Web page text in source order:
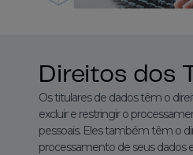
Direitos dos
Os titulares de dados têm o
excluir e restringir o
pessoais. Eles também têm o
processamento de seus dados